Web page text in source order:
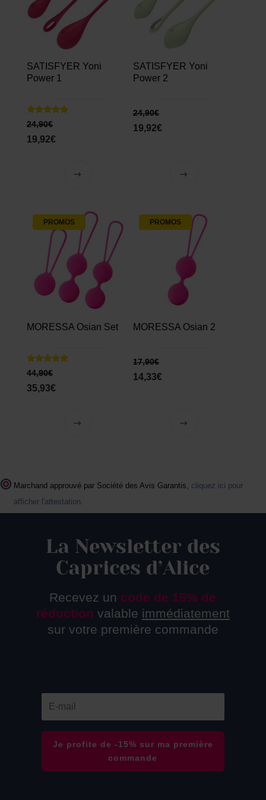
SATISFYER Yoni
Power 1
Note
4.67
sur 5
24,90€
19,92€
SATISFYER Yoni
Power 2
24,90€
19,92€
PROMOS
MORESSA Osian Set
Note
5.00
sur 5
44,90€
35,93€
PROMOS
MORESSA Osian 2
17,90€
14,33€
Marchand approuvé par Société des Avis Garantis, cliquez ici pour
afficher l'attestation.
La Newsletter des
Caprices d’Alice
Recevez un code de 15% de
réduction valable immédiatement
sur votre première commande
Je profite de -15% sur ma première
commande